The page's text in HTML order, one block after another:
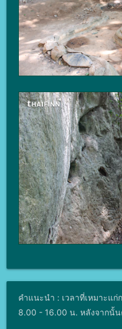
คำแนะนำ : เวลาที่เหมาะแ
8.00 - 16.00 น. หลังจากนั้